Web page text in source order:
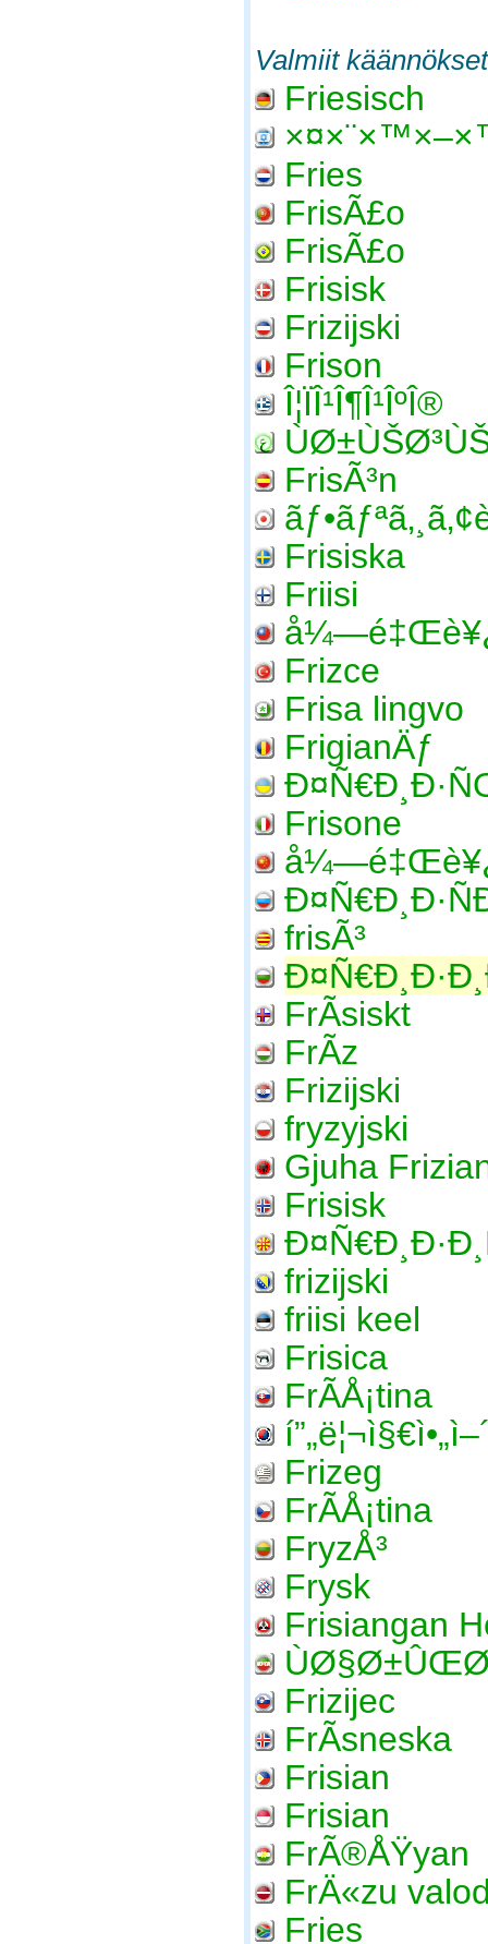
Valmiit käännökset
Friesisch
Fries
FrisÃ£o
FrisÃ£o
Frisisk
Frizijski
Frison
Î¦ÏÎ¹Î¶Î¹ÎºÎ®
FrisÃ³n
Frisiska
Friisi
Frizce
Frisa lingvo
FrigianÄƒ
Frisone
frisÃ³
FrÃ­siskt
FrÃ­z
Frizijski
fryzyjski
Gjuha
Frisisk
frizijski
friisi keel
Frisica
FrÃ­Å¡tina
Frizeg
FrÃ­Å¡tina
FryzÅ³
Frysk
Frisiangan
Frizijec
FrÃ­sneska
Frisian
Frisian
FrÃ®ÅŸyan
FrÄ«zu
Fries